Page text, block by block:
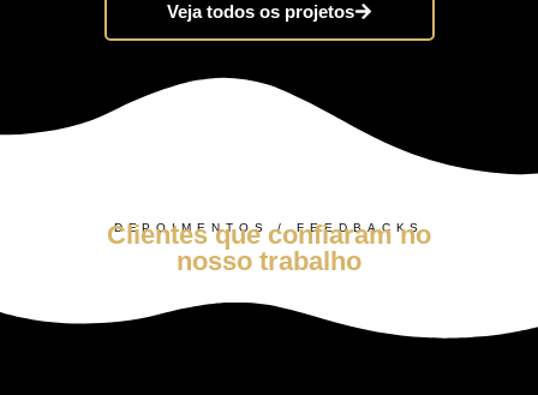
Veja todos os projetos
DEPOIMENTOS / FEEDBACKS
Clientes que confiaram no
nosso trabalho